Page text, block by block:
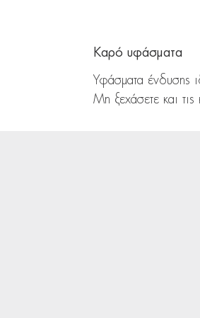
Καρό υφάσματα
Υφάσματα ένδυσης
Μη ξεχάσετε και τις